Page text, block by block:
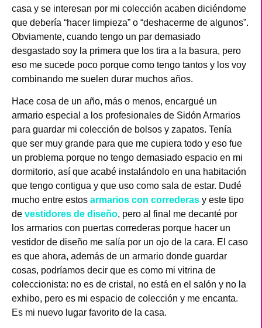
casa y se interesan por mi colección acaben diciéndome
que debería “hacer limpieza” o “deshacerme de algunos”.
Obviamente, cuando tengo un par demasiado
desgastado soy la primera que los tira a la basura, pero
eso me sucede poco porque como tengo tantos y los voy
combinando me suelen durar muchos años.
Hace cosa de un año, más o menos, encargué un
armario especial a los profesionales de Sidón Armarios
para guardar mi colección de bolsos y zapatos. Tenía
que ser muy grande para que me cupiera todo y eso fue
un problema porque no tengo demasiado espacio en mi
dormitorio, así que acabé instalándolo en una habitación
que tengo contigua y que uso como sala de estar. Dudé
mucho entre estos armarios con correderas y este tipo
de vestidores de diseño, pero al final me decanté por
los armarios con puertas correderas porque hacer un
vestidor de diseño me salía por un ojo de la cara. El caso
es que ahora, además de un armario donde guardar
cosas, podríamos decir que es como mi vitrina de
coleccionista: no es de cristal, no está en el salón y no la
exhibo, pero es mi espacio de colección y me encanta.
Es mi nuevo lugar favorito de la casa.